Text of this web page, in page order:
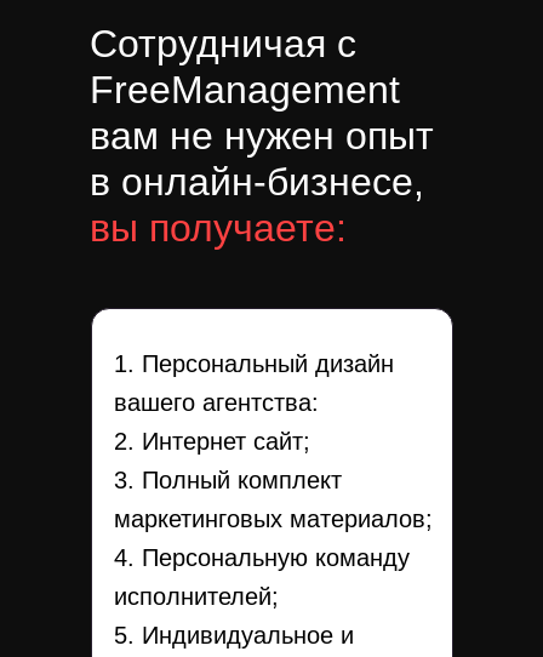
Сотрудничая с
FreeManagement
вам не нужен опыт
в онлайн-бизнесе,
вы получаете:
1. Персональный дизайн
вашего агентства:
2. Интернет сайт;
3. Полный комплект
маркетинговых материалов;
4. Персональную команду
исполнителей;
5. Индивидуальное и